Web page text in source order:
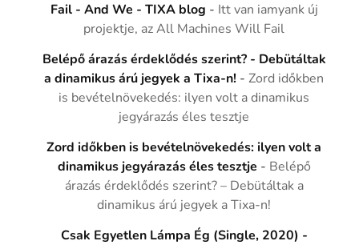
Fail - And We - TIXA blog - Itt van iamyank új
projektje, az All Machines Will Fail
Belépő árazás érdeklődés szerint? - Debütáltak
a dinamikus árú jegyek a Tixa-n! -Zord időkben
is bevételnövekedés: ilyen volt a dinamikus
jegyárazás éles tesztje
Zord időkben is bevételnövekedés: ilyen volt a
dinamikus jegyárazás éles tesztje - Belépő
árazás érdeklődés szerint? – Debütáltak a
dinamikus árú jegyek a Tixa-n!
Csak Egyetlen Lámpa Ég (Single, 2020) -